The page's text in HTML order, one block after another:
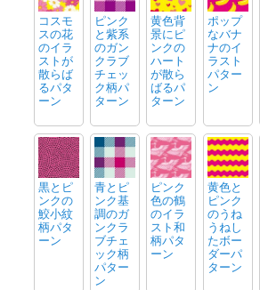
コスモ
スの花
のイラ
ストが
散らば
るパタ
ーン
ピンク
と紫系
のガン
クラブ
チェッ
ク柄パ
ターン
黄色背
景にピ
ンクの
ハート
が散ら
ばるパ
ターン
ポップ
なバナ
ナのイ
ラスト
パター
ン
黒とピ
ンクの
鮫小紋
柄パタ
ーン
青とピ
ンク基
調のガ
ンクラ
ブチェ
ック柄
パター
ン
ピンク
色の鶴
のイラ
スト和
柄パタ
ーン
黄色と
ピンク
のうね
うねし
たボー
ダーパ
ターン